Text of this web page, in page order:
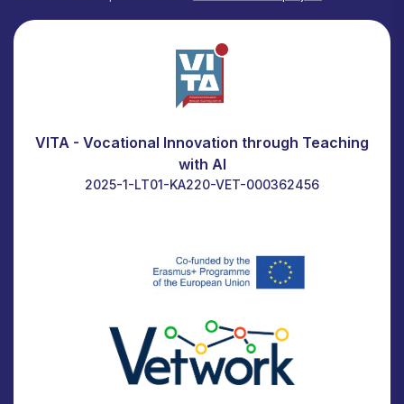
VITA - Vocational Innovation through Teaching
with AI
2025-1-LT01-KA220-VET-000362456